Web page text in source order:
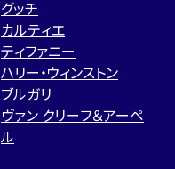
グッチ
カルティエ
ティファニー
ハリー・ウィンストン
ブルガリ
ヴァン クリーフ＆アーペ
ル